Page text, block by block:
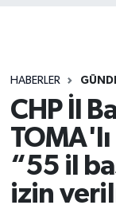
HABERLER
CHP İl
“55 il
izin
SPOR
YAŞAM
Son Dakika
Haber Arşivi